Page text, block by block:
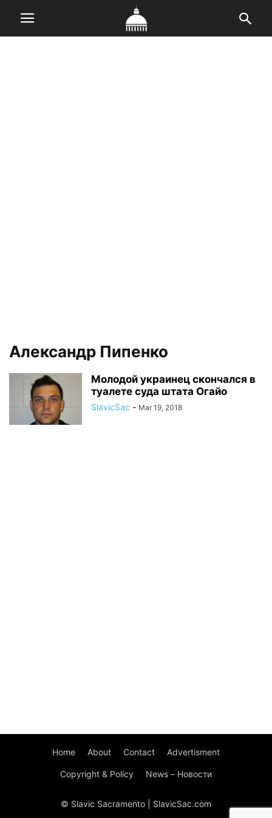
Александр Пипенко
Молодой украинец скончался в
туалете суда штата Огайо
SlavicSac - Mar 19, 2018
Home About Contact Advertisment
Copyright & Policy News – Новости
© Slavic Sacramento | SlavicSac.com